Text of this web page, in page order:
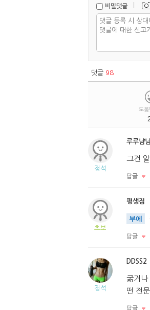
비밀댓글
댓글 98
도움
정석
루루냠
그건
답글
초보
평생짐
부에
답글
정석
DDSS2
굶거나
떤 전
답글